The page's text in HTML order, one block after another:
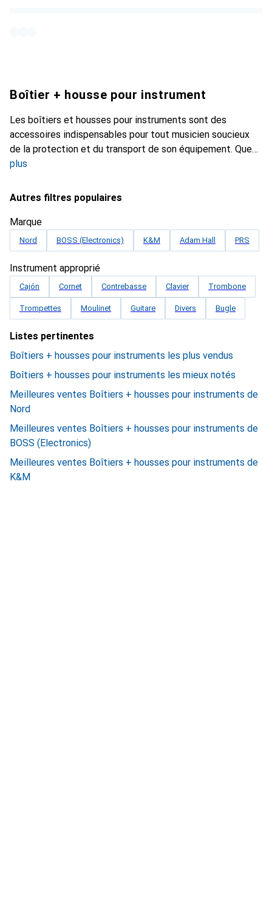
Boîtier + housse pour instrument
Les boîtiers et housses pour instruments sont des
accessoires indispensables pour tout musicien soucieux
de la protection et du transport de son équipement. Que
plus
Autres filtres populaires
Marque
Nord BOSS (Electronics) K&M Adam Hall PRS
Instrument approprié
Cajón Cornet Contrebasse Clavier Trombone
Trompettes Moulinet Guitare Divers Bugle
Listes pertinentes
Boîtiers + housses pour instruments les plus vendus
Boîtiers + housses pour instruments les mieux notés
Meilleures ventes Boîtiers + housses pour instruments de
Nord
Meilleures ventes Boîtiers + housses pour instruments de
BOSS (Electronics)
Meilleures ventes Boîtiers + housses pour instruments de
K&M